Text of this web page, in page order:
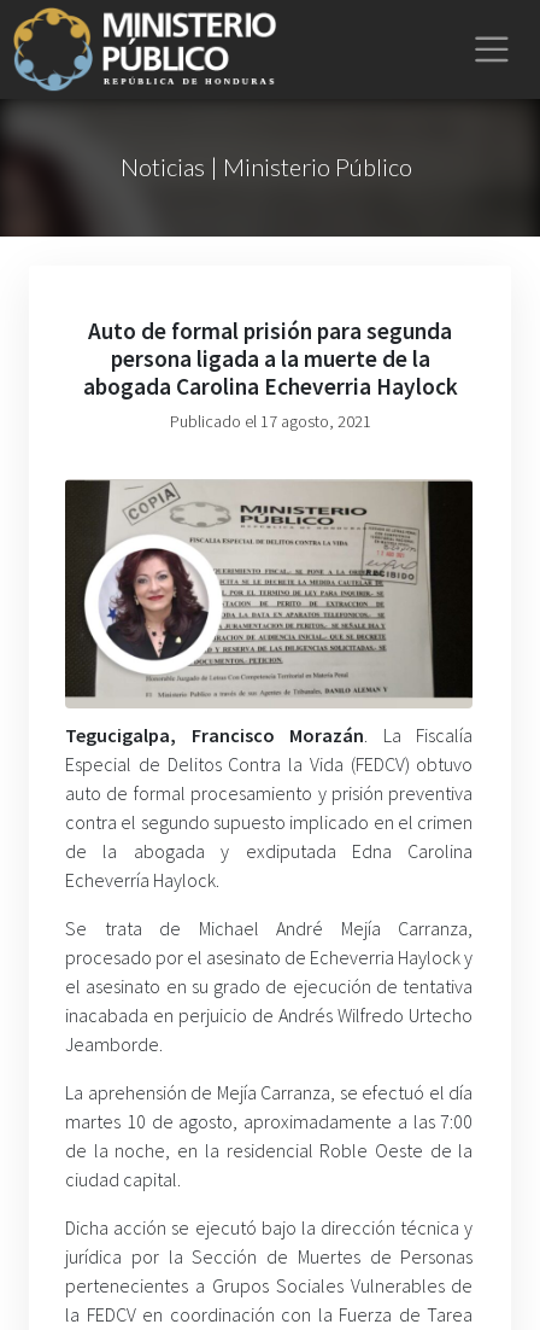
Noticias | Ministerio Público
Auto de formal prisión para segunda
persona ligada a la muerte de la
abogada Carolina Echeverria Haylock
Publicado el 17 agosto, 2021
Tegucigalpa, Francisco Morazán. La Fiscalía
Especial de Delitos Contra la Vida (FEDCV) obtuvo
auto de formal procesamiento y prisión preventiva
contra el segundo supuesto implicado en el crimen
de la abogada y exdiputada Edna Carolina
Echeverría Haylock.
Se trata de Michael André Mejía Carranza,
procesado por el asesinato de Echeverria Haylock y
el asesinato en su grado de ejecución de tentativa
inacabada en perjuicio de Andrés Wilfredo Urtecho
Jeamborde.
La aprehensión de Mejía Carranza, se efectuó el día
martes 10 de agosto, aproximadamente a las 7:00
de la noche, en la residencial Roble Oeste de la
ciudad capital.
Dicha acción se ejecutó bajo la dirección técnica y
jurídica por la Sección de Muertes de Personas
pertenecientes a Grupos Sociales Vulnerables de
la FEDCV en coordinación con la Fuerza de Tarea